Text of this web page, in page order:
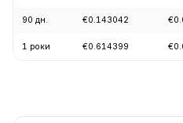
90 дн. €0.143042
1 роки €0.614399